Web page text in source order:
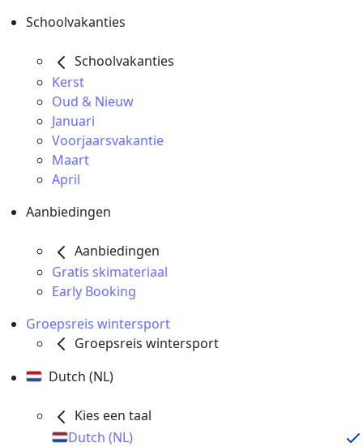
Schoolvakanties
Schoolvakanties
Kerst
Oud & Nieuw
Januari
Voorjaarsvakantie
Maart
April
Aanbiedingen
Aanbiedingen
Gratis skimateriaal
Early Booking
Groepsreis wintersport
Groepsreis wintersport
Dutch (NL)
Kies een taal
Dutch (NL)